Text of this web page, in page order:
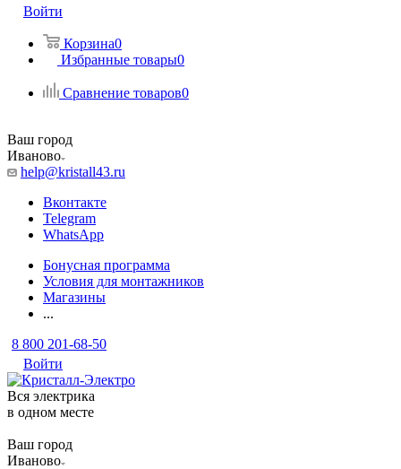
Войти
Корзина0
Избранные товары0
Сравнение товаров0
Ваш город
Иваново
help@kristall43.ru
Вконтакте
Telegram
WhatsApp
Бонусная программа
Условия для монтажников
Магазины
...
8 800 201-68-50
Войти
Вся электрика
в одном месте
Ваш город
Иваново